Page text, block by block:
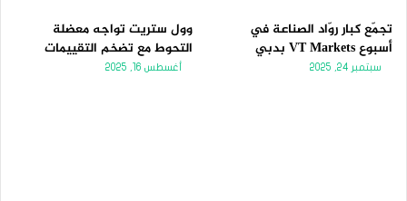
تجمّع كبار روّاد الصناعة في
أسبوع VT Markets بدبي
سبتمبر 24, 2025
وول ستريت تواجه معضلة
التحوط مع تضخم التقييمات
أغسطس 16, 2025